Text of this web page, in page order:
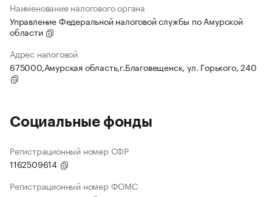
Наименование налогового органа
Управление Федеральной налоговой службы по Амурской
области
Адрес налоговой
675000,Амурская область,г.Благовещенск, ул. Горького, 240
Социальные фонды
Регистрационный номер СФР
1162509614
Регистрационный номер ФОМС